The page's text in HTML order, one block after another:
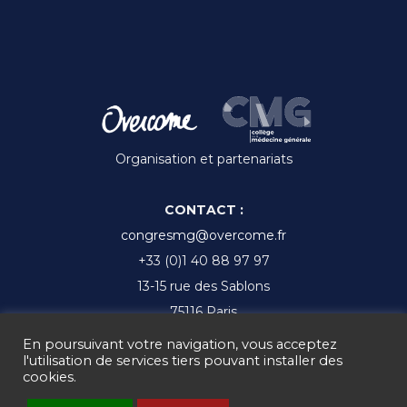
Organisation et partenariats
CONTACT :
congresmg@overcome.fr
+33 (0)1 40 88 97 97
13-15 rue des Sablons
75116 Paris
En poursuivant votre navigation, vous acceptez
l'utilisation de services tiers pouvant installer des
cookies.